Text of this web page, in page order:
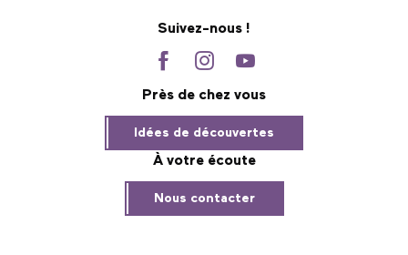
Suivez-nous !
Près de chez vous
Idées de découvertes
À votre écoute
Nous contacter